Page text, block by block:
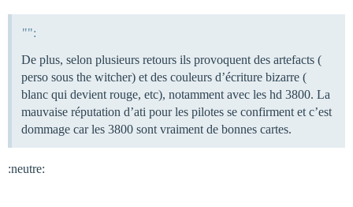
"":
De plus, selon plusieurs retours ils provoquent des artefacts (
perso sous the witcher) et des couleurs d’écriture bizarre (
blanc qui devient rouge, etc), notamment avec les hd 3800. La
mauvaise réputation d’ati pour les pilotes se confirment et c’est
dommage car les 3800 sont vraiment de bonnes cartes.
:neutre: